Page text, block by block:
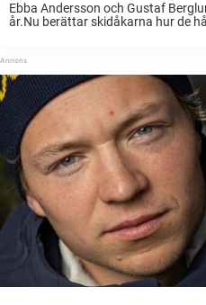
Ebba Andersson och Gustaf
år.Nu berättar skidåkarna hur de